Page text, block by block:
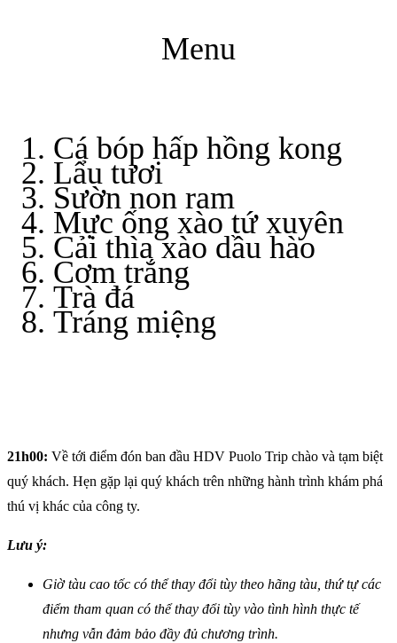
Menu
Cá bóp hấp hồng kong
Lẩu tươi
Sườn non ram
Mực ống xào tứ xuyên
Cải thìa xào dầu hào
Cơm trắng
Trà đá
Tráng miệng
21h00: Về tới điểm đón ban đầu HDV Puolo Trip chào và tạm biệt
quý khách. Hẹn gặp lại quý khách trên những hành trình khám phá
thú vị khác của công ty.
Lưu ý:
Giờ tàu cao tốc có thể thay đổi tùy theo hãng tàu, thứ tự các
điểm tham quan có thể thay đổi tùy vào tình hình thực tế
nhưng vẫn đảm bảo đầy đủ chương trình.